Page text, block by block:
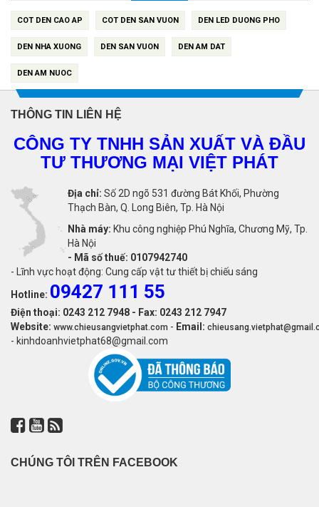
COT DEN CAO AP COT DEN SAN VUON DEN LED DUONG PHO
DEN NHA XUONG DEN SAN VUON DEN AM DAT
DEN AM NUOC
THÔNG TIN LIÊN HỆ
CÔNG TY TNHH SẢN XUẤT VÀ ĐẦU
TƯ THƯƠNG MẠI VIỆT PHÁT
Địa chỉ: Số 2D ngõ 531 đường Bát Khối, Phường
Thạch Bàn, Q. Long Biên, Tp. Hà Nội
Nhà máy: Khu công nghiệp Phú Nghĩa, Chương Mỹ, Tp.
Hà Nội
- Mã số thuế: 0107942740
- Lĩnh vực hoạt động: Cung cấp vật tư thiết bị chiếu sáng
Hotline: 09427 111 55
Điện thoại: 0243 212 7948 - Fax: 0243 212 7947
Website: www.chieusangvietphat.com - Email:
- kinhdoanhvietphat68@gmail.com
CHÚNG TÔI TRÊN FACEBOOK